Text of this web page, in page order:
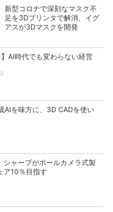
新型コロナで深刻なマスク不
足を3Dプリンタで解消、イグ
アスが3Dマスクを開発
】AI時代でも変わらない経営
AIを味方に、3D CADを使い
シャープがポールカメラ式製
10％目指す